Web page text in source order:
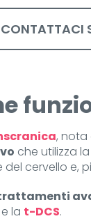
CONTATTACI
,
che utilizza la
cervello e,
e la t-DCS.